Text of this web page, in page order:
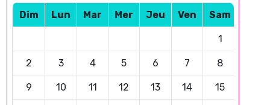
Dim Lun Mar Mer Jeu Ven Sam
1
2 3 4 5 6 7 8
9 10 11 12 13 14 15